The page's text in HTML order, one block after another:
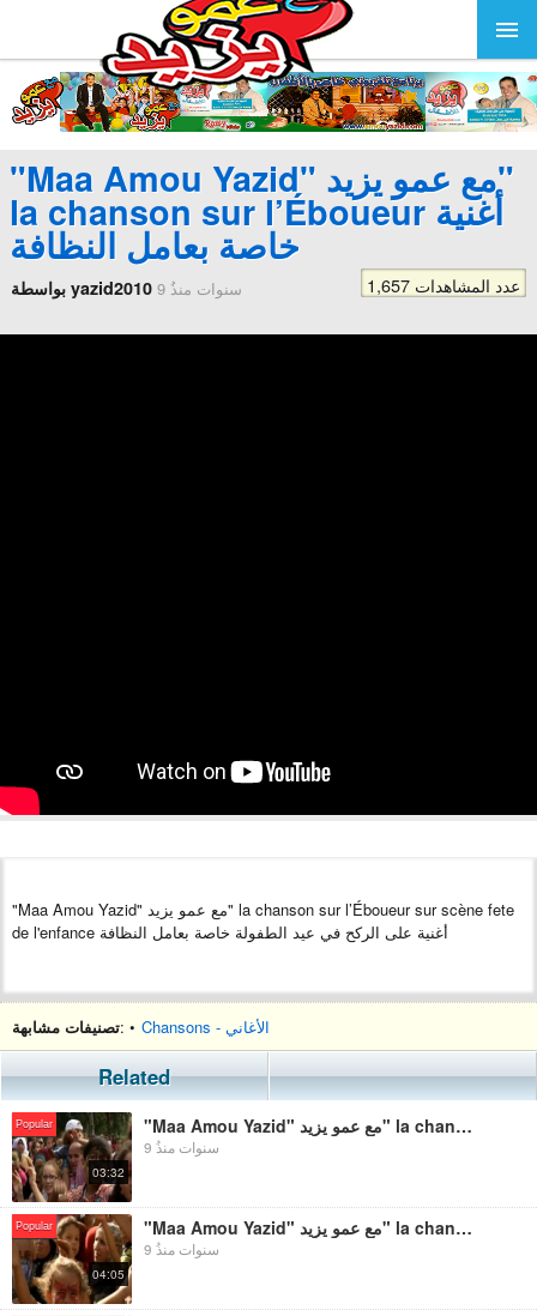
"Maa Amou Yazid" مع عمو يزيد"
la chanson sur l’Éboueur أغنية
خاصة بعامل النظافة
بواسطة yazid2010 9 سنوات منذُ 1,657 عدد المشاهدات
"Maa Amou Yazid" مع عمو يزيد" la chanson sur l’Éboueur sur scène fete
de l'enfance أغنية على الركح في عيد الطفولة خاصة بعامل النظافة
تصنيفات مشابهة: • Chansons - الأغاني
Related
Popular
03:32
"Maa Amou Yazid" مع عمو يزيد" la chanson sur le policier أغنية خاصة بالشرطي
9 سنوات منذُ
Popular
04:05
"Maa Amou Yazid" مع عمو يزيد" la chanson sur le lien parental أغنية خاصة بصلة الرحم
9 سنوات منذُ